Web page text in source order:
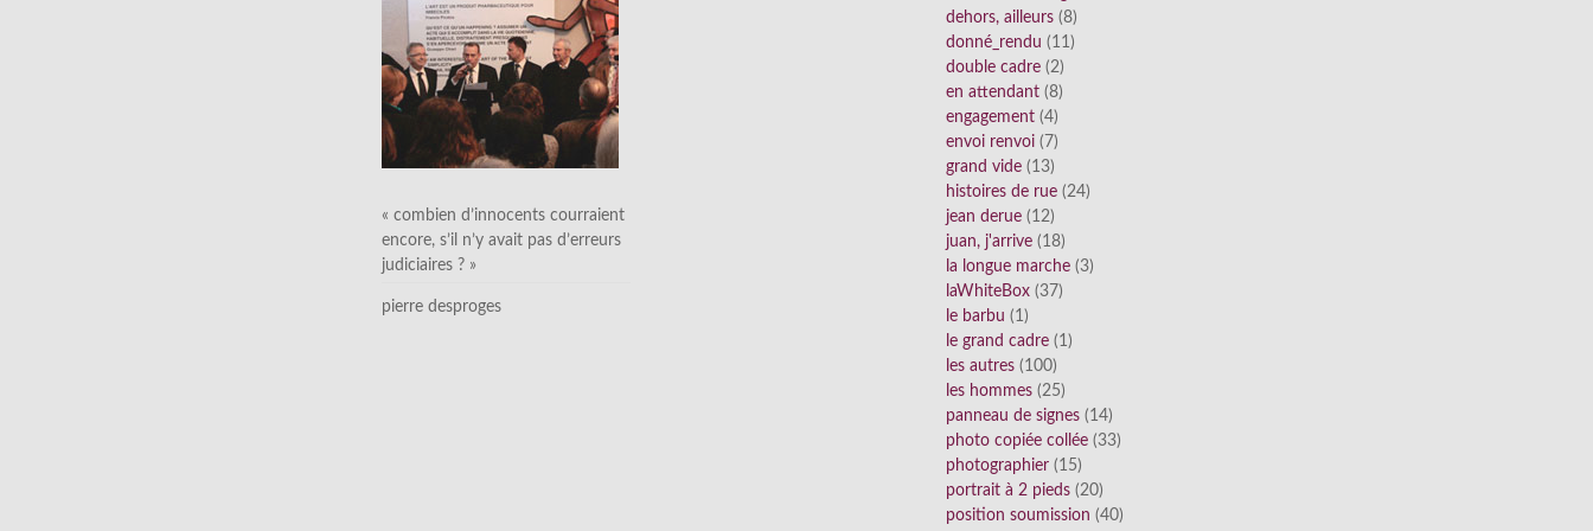
« combien d’innocents courraient
encore, s’il n’y avait pas d’erreurs
judiciaires ? »
pierre desproges
dehors, ailleurs (8)
donné_rendu (11)
double cadre (2)
en attendant (8)
engagement (4)
envoi renvoi (7)
grand vide (13)
histoires de rue (24)
jean derue (12)
juan, j'arrive (18)
la longue marche (3)
laWhiteBox (37)
le barbu (1)
le grand cadre (1)
les autres (100)
les hommes (25)
panneau de signes (14)
photo copiée collée (33)
photographier (15)
portrait à 2 pieds (20)
position soumission (40)